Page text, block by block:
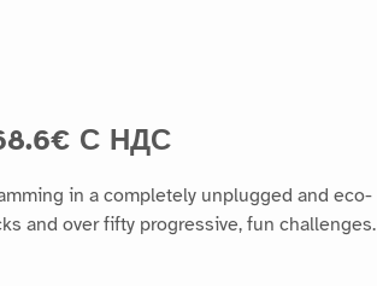
С НДС
in a completely unplugged and eco-
and over fifty progressive, fun challenges.